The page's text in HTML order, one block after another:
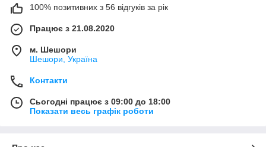
100% позитивних з 56 відгуків за рік
Працює з 21.08.2020
м. Шешори
Шешори, Україна
Контакти
Сьогодні працює з 09:00 до 18:00
Показати весь графік роботи